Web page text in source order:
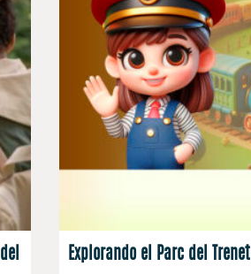
Explorando el Parc del Trenet